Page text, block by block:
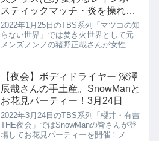
スティックマッチ・炎を操れる
ファイアピットなど)1月25日
2022年1月25日のTBS系列「マツコの知
らない世界」では焚き火世界として元
メンズノンノの猪野正哉さんが女性や
ので詳しく紹介します。>>マツコの知
らない世界記事一覧はこち...
【夜会】ボディドライヤー 深澤
辰哉さんの手土産。SnowManと
お花見パーティー！3月24日
2022年3月24日のTBS系列「櫻井・有吉
THE夜会」ではSnowManの皆さんが登
場してお花見パーティーを開催！メン